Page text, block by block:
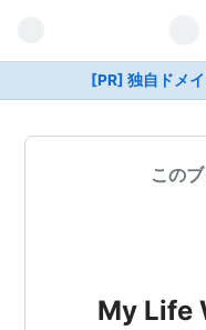
[PR] 独自ドメ
この
My Life